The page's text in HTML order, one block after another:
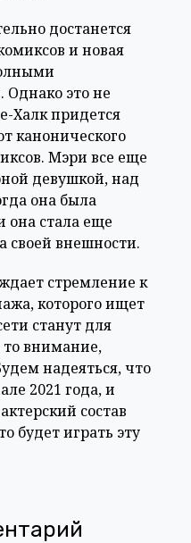
достанется
и новая
это не
Халк придется
канонического
Мэри все еще
девушкой, над
она была
она стала еще
своей внешности.
стремление к
которого ищет
станут для
внимание,
надеяться, что
2021 года, и
состав
будет играть эту